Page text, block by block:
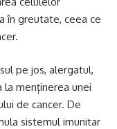
în greutate, ceea ce
pe jos, alergatul,
la menținerea unei
de cancer. De
sistemul imunitar